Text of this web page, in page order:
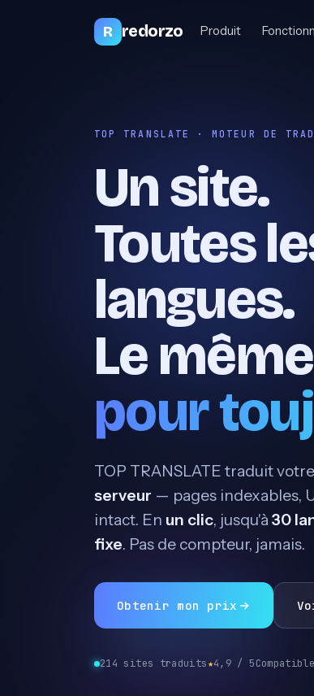
R redorzo Produit
TOP TRANSLATE · MOTEUR DE
Un site.
Toutes
langues.
Le
pour
TOP TRANSLATE traduit
serveur — pages indexables,
intact. En un clic, jusqu'à 30
fixe. Pas de compteur, jamais.
Obtenir mon prix
214 sites traduits★4,9 / 5Compatible